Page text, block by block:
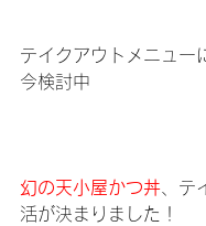
テイクアウトメニュー
今検討中
幻の天小屋かつ丼、テ
活が決まりました！